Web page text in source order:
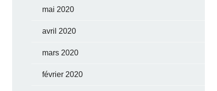
mai 2020
avril 2020
mars 2020
février 2020